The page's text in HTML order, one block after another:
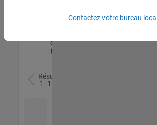
Engineer
qualité |
Expérimenté(e)
Résultats
1- 1 de
Contactez votre bureau local